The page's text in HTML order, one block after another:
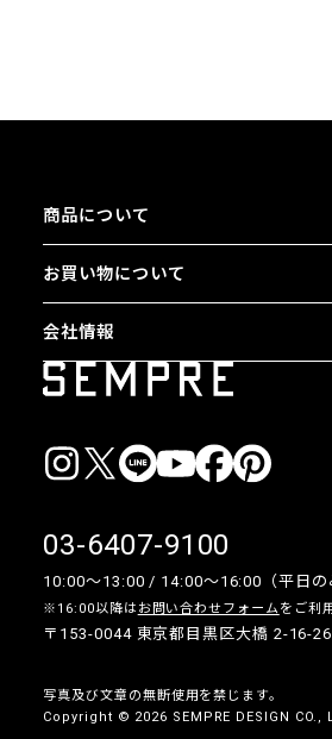
商品について
お買い物について
会社情報
03-6407-9100
10:00〜13:00 / 14:00〜16:00（平日の
※16:00以降は お問い合わせフォームをご利
〒153-0044 東京都目黒区大橋 2-16-
写真及び文章の無断使用を禁じます。
Copyright © 2026 SEMPRE DESIGN